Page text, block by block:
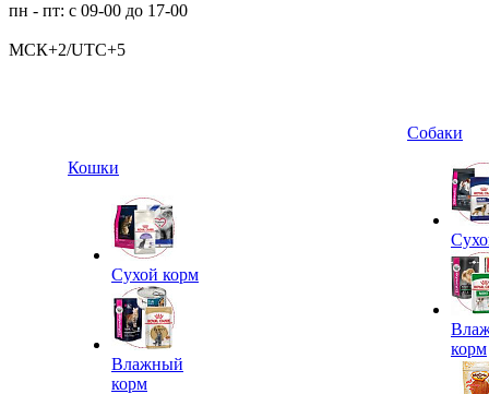
пн - пт: с 09-00 до 17-00
МСК+2/UTC+5
Кошки
Сухой корм
Влажный
корм
Собаки
корм